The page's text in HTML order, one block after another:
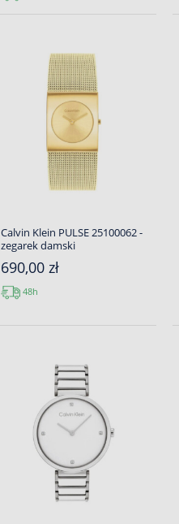
Calvin Klein PULSE 25100062 -
zegarek damski
690,00 zł
48h